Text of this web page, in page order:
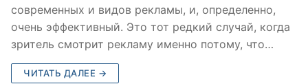
современных и видов рекламы, и, определенно,
очень эффективный. Это тот редкий случай, когда
зритель смотрит рекламу именно потому, что…
ЧИТАТЬ ДАЛЕЕ →